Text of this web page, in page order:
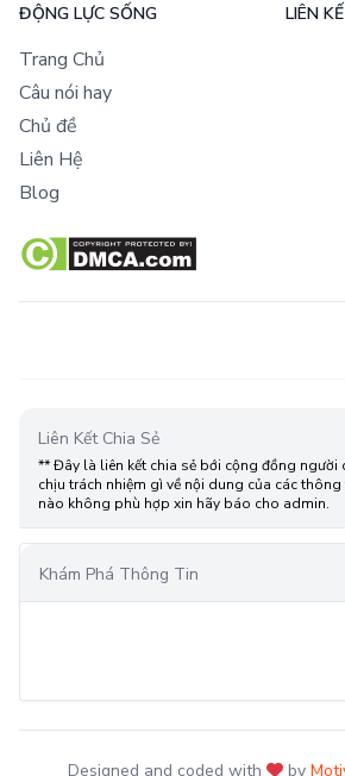
ĐỘNG LỰC SỐNG
Trang Chủ
Câu nói hay
Chủ đề
Liên Hệ
Blog
LIÊN
Liên Kết Chia Sẻ
** Đây là liên kết chia sẻ bới cộng đồng
chịu trách nhiệm gì về nội dung của các thông
nào không phù hợp xin hãy báo cho admin.
Khám Phá Thông Tin
Designed and coded with by